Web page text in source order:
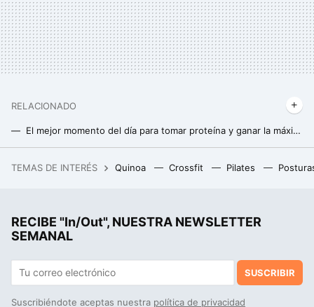
RELACIONADO
El mejor momento del día para tomar proteína y ganar la máxima masa muscular (y no es después de entrenar)
El nuevo modelo de zapatillas Veja será el más visto en el barrio Salamanca. No tenemos pruebas, tampoco dudas
TEMAS DE INTERÉS Quinoa Crossfit Pilates
RECIBE "In/Out", NUESTRA NEWSLETTER
SEMANAL
SUSCRIBIR
Suscribiéndote aceptas nuestra política de privacidad